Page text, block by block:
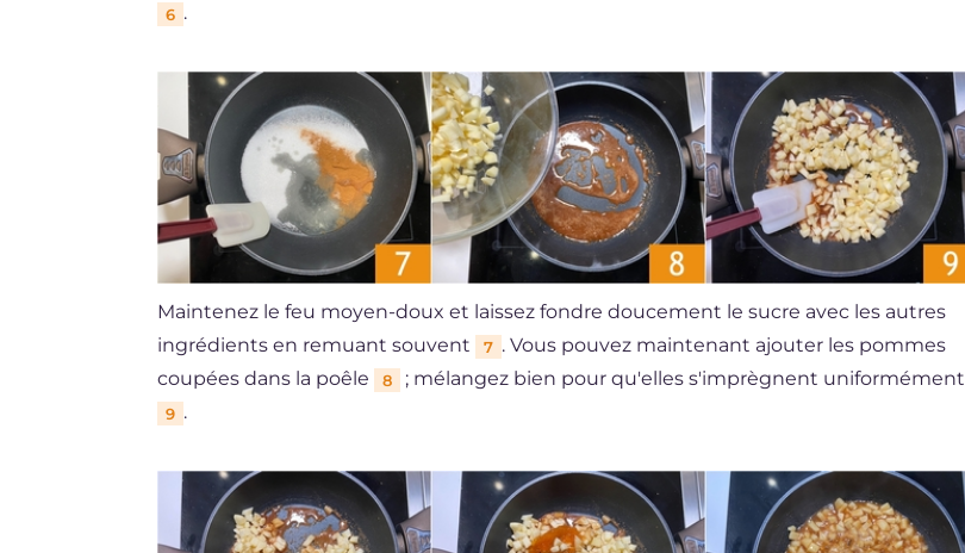
6 .
Maintenez le feu moyen-doux et laissez fondre doucement le sucre avec les autres
ingrédients en remuant souvent
7 . Vous pouvez maintenant ajouter les pommes
coupées dans la poêle
8 ; mélangez bien pour qu'elles s'imprègnent uniformément
9 .